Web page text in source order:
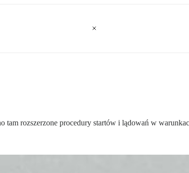
rozszerzone procedury startów i lądowań w